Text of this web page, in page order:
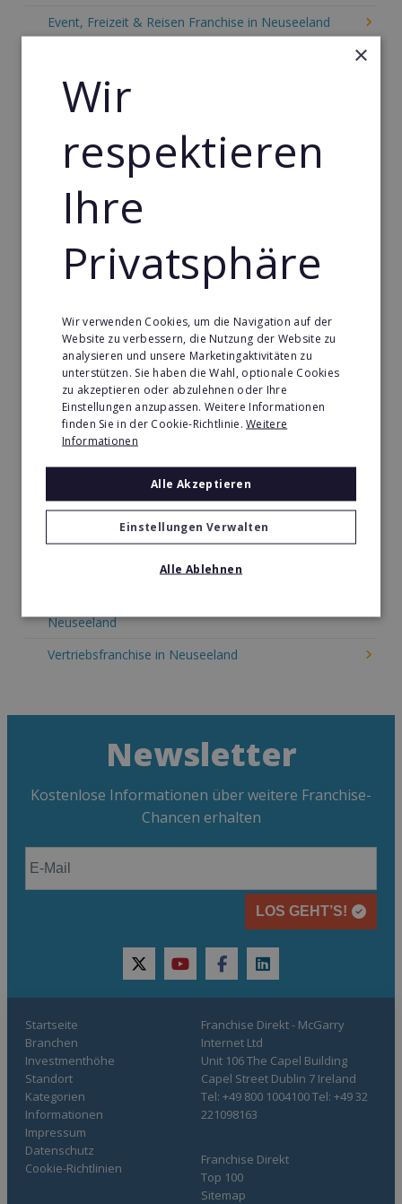
Event, Freizeit & Reisen Franchise in Neuseeland
Gebäude & Haustechnik Franchise in Neuseeland
Dienstleistungsfranchise in Neuseeland
Telekommunikation Franchise in Neuseeland
Gastronomie & Bringdienst Franchise in Neuseeland
Sport Franchise in Neuseeland
Kaffee & Café Franchise in Neuseeland
Tier- & Zoobedarf Franchise in Neuseeland
Immobilien Franchise in Neuseeland
Kinder & Erziehung Franchise in Neuseeland
Kosmetik Franchise in Neuseeland
Lebensmittel Franchise in Neuseeland
Möbel & Einrichtung Franchise in Neuseeland
Nachhilfe & Weiterbildung Franchise in Neuseeland
Pizza Franchise in Neuseeland
Neuseeland
Vertriebsfranchise in Neuseeland
Newsletter
Kostenlose Informationen über weitere Franchise-
Chancen erhalten
LOS GEHT’S!
twitteryoutubefacebooklinkedin
Startseite
Branchen
Investmenthöhe
Standort
Kategorien
Informationen
Franchise Direkt
Top 100
Sitemap
Impressum
Datenschutz
Cookie-Richtlinien
Franchise Direkt - McGarry
Internet Ltd
Unit 106 The Capel Building
Capel Street Dublin 7 Ireland
Tel: +49 800 1004100 Tel: +49 32
221098163
×
Wir
respektieren
Ihre
Privatsphäre
Wir verwenden Cookies, um die Navigation auf der
Website zu verbessern, die Nutzung der Website zu
analysieren und unsere Marketingaktivitäten zu
unterstützen. Sie haben die Wahl, optionale Cookies
zu akzeptieren oder abzulehnen oder Ihre
Einstellungen anzupassen. Weitere Informationen
finden Sie in der Cookie-Richtlinie.Weitere
Informationen
Alle Akzeptieren
Einstellungen Verwalten
Alle Ablehnen